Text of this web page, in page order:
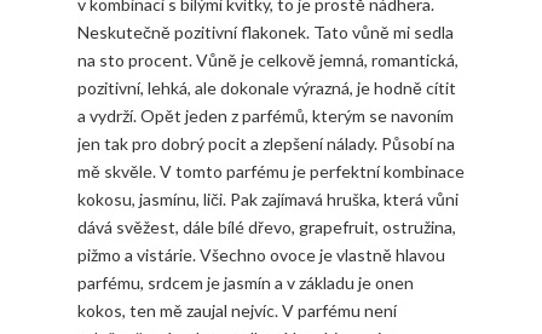
v kombinaci s bílými kvítky, to je prostě nádhera.
Neskutečně pozitivní flakonek. Tato vůně mi sedla
na sto procent. Vůně je celkově jemná, romantická,
pozitivní, lehká, ale dokonale výrazná, je hodně cítit
a vydrží. Opět jeden z parfémů, kterým se navoním
jen tak pro dobrý pocit a zlepšení nálady. Působí na
mě skvěle. V tomto parfému je perfektní kombinace
kokosu, jasmínu, liči. Pak zajímavá hruška, která vůni
dává svěžest, dále bílé dřevo, grapefruit, ostružina,
pižmo a vistárie. Všechno ovoce je vlastně hlavou
parfému, srdcem je jasmín a v základu je onen
kokos, ten mě zaujal nejvíc. V parfému není